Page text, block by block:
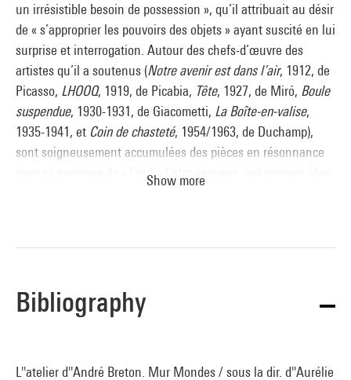
un irrésistible besoin de possession », qu’il attribuait au désir
de « s’approprier les pouvoirs des objets » ayant suscité en lui
surprise et interrogation. Autour des chefs-d’œuvre des
artistes qu’il a soutenus (Notre avenir est dans l’air, 1912, de
Picasso, LHOOQ, 1919, de Picabia, Tête, 1927, de Miró, Boule
suspendue, 1930-1931, de Giacometti, La Boîte-en-valise,
1935-1941, et Coin de chasteté, 1954/1963, de Duchamp),
sont soigneusement accumulées des pièces en résonnance
avec sa poétique de « l’œil à l’état sauvage, œil premier, libre
Brigitte Leal
Centre Pompidou, Musée national d’art moderne , sous la
Show more
Bibliography
L''atelier d''André Breton. Mur Mondes / sous la dir. d''Aurélie